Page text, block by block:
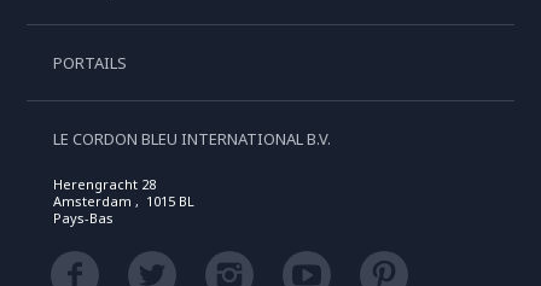
PORTAILS
LE CORDON BLEU INTERNATIONAL B.V.
Herengracht 28
Amsterdam , 1015 BL
Pays-Bas